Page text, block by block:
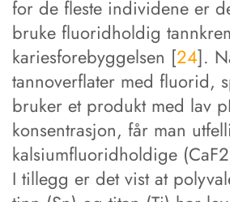
for de fleste individene er
bruke fluoridholdig
kariesforebyggelsen [24].
tannoverflater med fluorid,
bruker et produkt med lav
konsentrasjon, får man
kalsiumfluoridholdige
I tillegg er det vist at